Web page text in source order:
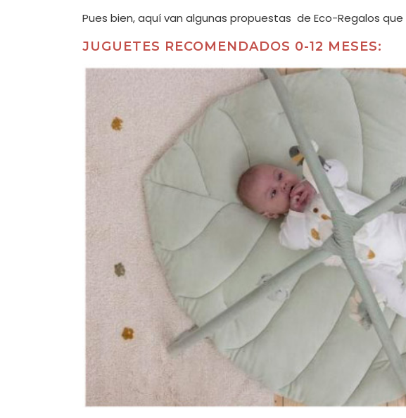
Pues bien, aquí van algunas propuestas de Eco-Regalos
JUGUETES RECOMENDADOS 0-12 MESES: